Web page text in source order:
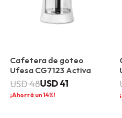
Cafetera de goteo
Ufesa CG7123 Activa
USD41
USD48
14